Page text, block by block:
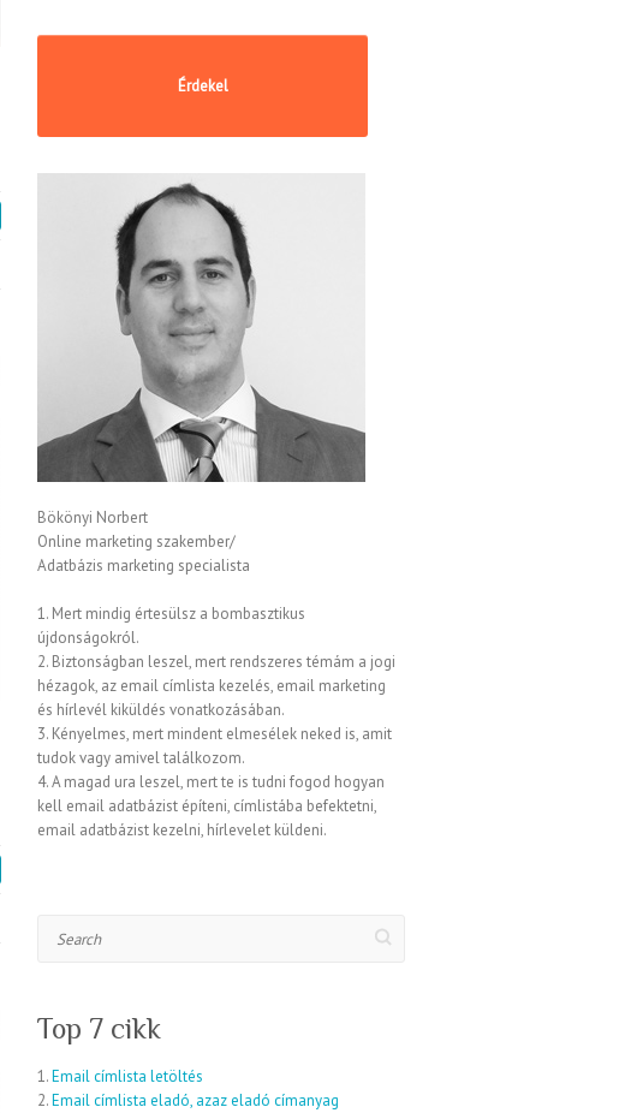
Bökönyi Norbert
Online marketing szakember/
Adatbázis marketing specialista
1. Mert mindig értesülsz a bombasztikus
újdonságokról.
2. Biztonságban leszel, mert rendszeres témám a jogi
hézagok, az email címlista kezelés, email marketing
és hírlevél kiküldés vonatkozásában.
3. Kényelmes, mert mindent elmesélek neked is, amit
tudok vagy amivel találkozom.
4. A magad ura leszel, mert te is tudni fogod hogyan
kell email adatbázist építeni, címlistába befektetni,
email adatbázist kezelni, hírlevelet küldeni.
Top 7 cikk
1.Email címlista letöltés
2.Email címlista eladó, azaz eladó címanyag